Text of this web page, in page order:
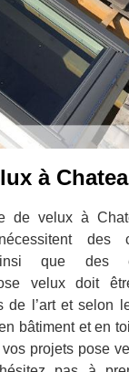
à
de velux à
des
que des
velux doit
de l’art et selon
bâtiment et en
projets pose